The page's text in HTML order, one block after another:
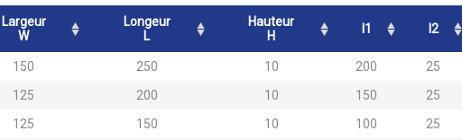
Largeur
W
Longeur
L
Hauteur
H
l1 l2
150 250 10 200 25
125 200 10 150 25
125 150 10 100 25